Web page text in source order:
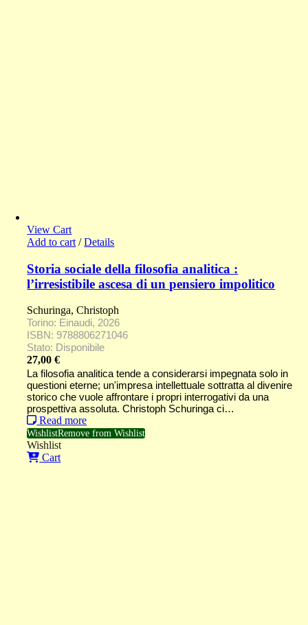
View Cart
Add to cart / Details
Storia sociale della filosofia analitica :
l’irresistibile ascesa di un pensiero impolitico
Schuringa, Christoph
Torino: Einaudi, 2026
ISBN: 9788806271046
Stato: Disponibile
27,00€
La filosofia analitica tende a considerarsi impegnata solo in
questioni eterne; un'impresa intellettuale sottratta al divenire
storico che vuole affrontare i propri interrogativi da una
prospettiva assoluta. Christoph Schuringa ci…
Read more
WishlistRemove from Wishlist
Wishlist
Cart